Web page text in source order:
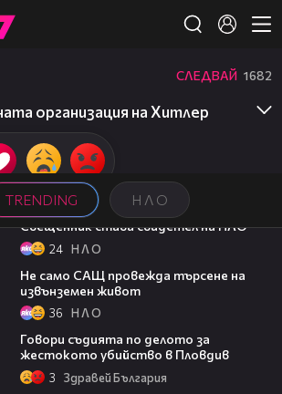
TRENDING Н Л О
СЛЕДВАЙ 1682
организация на Хитлер
Свещенник става свидетел на НЛО
24 Н Л О
Не само САЩ провежда търсене на
извънземен живот
36 Н Л О
Говори съдията по делото за
жестокото убийство в Пловдив
3 Здравей България